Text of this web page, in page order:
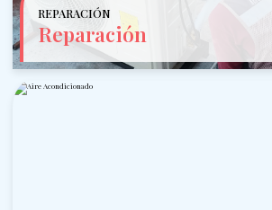
REPARACIÓN
Reparación